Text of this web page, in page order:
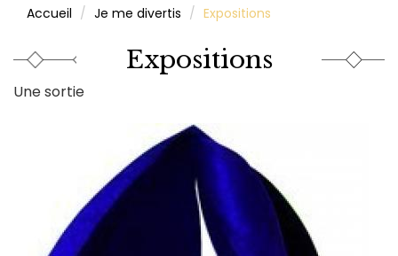
recherche
Accueil Je me divertis Expositions
Expositions
Une sortie